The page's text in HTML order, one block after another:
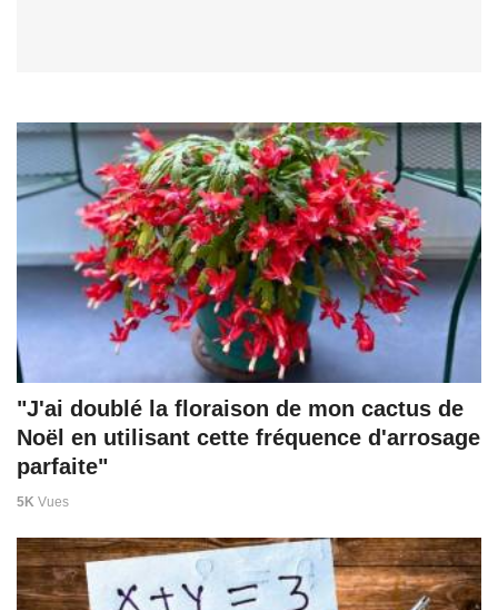
"J'ai doublé la floraison de mon cactus de
Noël en utilisant cette fréquence d'arrosage
parfaite"
5K Vues